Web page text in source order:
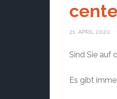
21. APRIL 2020
Sind Sie auf
Es gibt